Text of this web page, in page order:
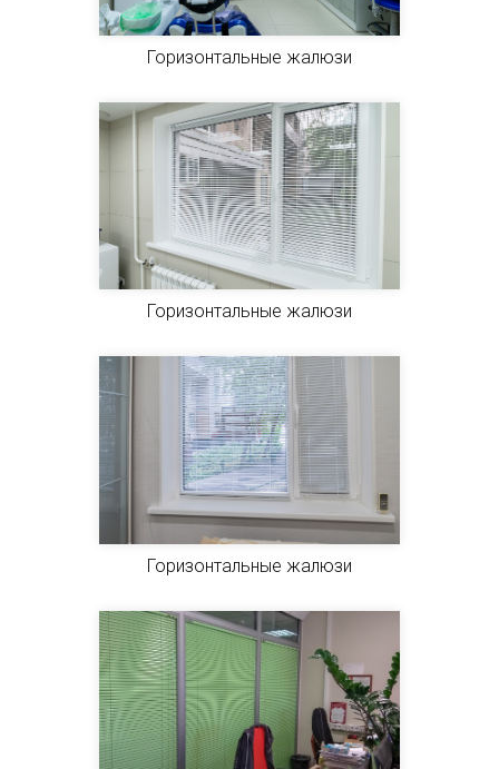
Горизонтальные жалюзи
Горизонтальные жалюзи
Горизонтальные жалюзи